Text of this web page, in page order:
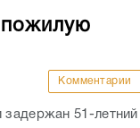
Комментарии
51-летний